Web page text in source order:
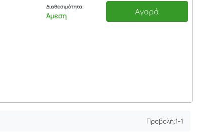
Διαθεσιμότητα:
Άμεση Αγορά
Προβολή:1-1